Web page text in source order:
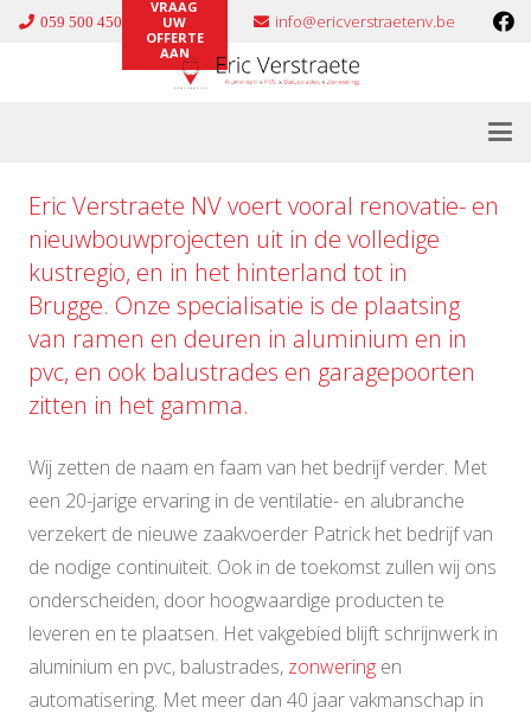
059 500 450
VRAAG
UW
OFFERTE
AAN
info@ericverstraetenv.be
Eric Verstraete NV voert vooral renovatie- en
nieuwbouwprojecten uit in de volledige
kustregio, en in het hinterland tot in
Brugge. Onze specialisatie is de plaatsing
van ramen en deuren in aluminium en in
pvc, en ook balustrades en garagepoorten
zitten in het gamma.
Wij zetten de naam en faam van het bedrijf verder. Met
een 20-jarige ervaring in de ventilatie- en alubranche
verzekert de nieuwe zaakvoerder Patrick het bedrijf van
de nodige continuïteit. Ook in de toekomst zullen wij ons
onderscheiden, door hoogwaardige producten te
leveren en te plaatsen. Het vakgebied blijft schrijnwerk in
aluminium en pvc, balustrades, zonwering en
automatisering. Met meer dan 40 jaar vakmanschap in